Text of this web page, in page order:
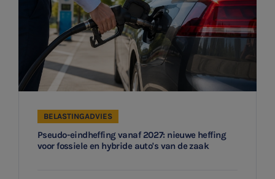
Pseudo-eindheffing vanaf 2027: nieuwe heffing
voor fossiele en hybride auto's van de zaak
BELASTINGADVIES